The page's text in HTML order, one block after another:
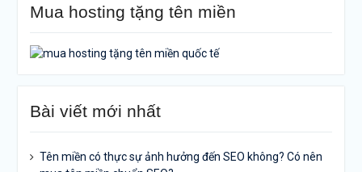
Mua hosting tặng tên miền
Bài viết mới nhất
Tên miền có thực sự ảnh hưởng đến SEO không? Có nên